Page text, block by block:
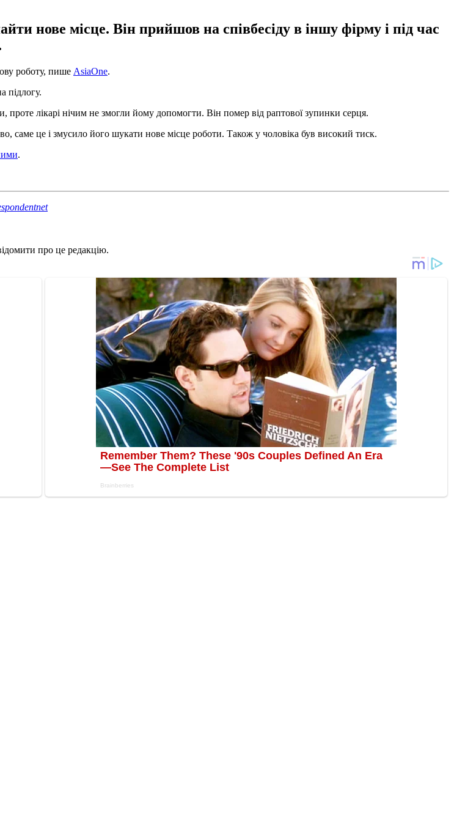
нове місце. Він прийшов на співбесіду в іншу фірму і під час
роботу, пише AsiaOne.
підлогу.
проте лікарі нічим не змогли йому допомогти. Він помер від раптової зупинки серця.
саме це і змусило його шукати нове місце роботи. Також у чоловіка був високий тиск.
.
про це редакцію.